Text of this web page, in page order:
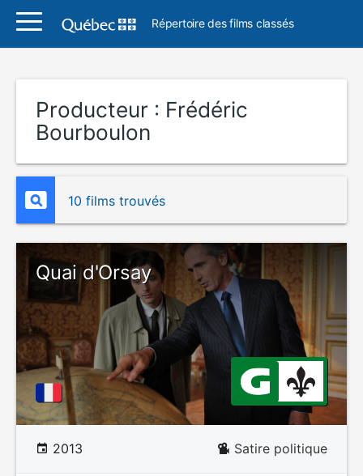
Répertoire des films classés
Producteur : Frédéric
Bourboulon
10 films trouvés
Quai d'Orsay
2013 Satire politique